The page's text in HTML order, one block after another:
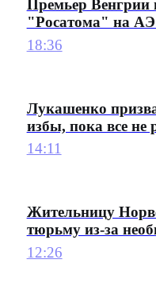
Премьер
"Росатома" на
18:36
Лукашенко
избы, пока все не
14:11
Жительницу
тюрьму из-за
12:26